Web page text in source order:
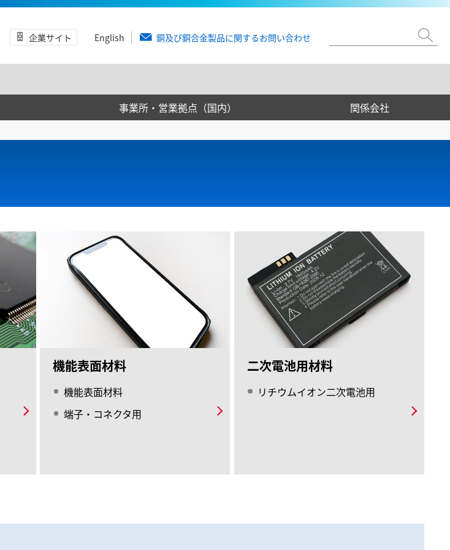
企業サイト English 銅及び銅合金製品に関するお問い合わせ
事業所・営業拠点（国内） 関係会社
機能表面材料
機能表面材料
端子・コネクタ用
二次電池用材料
リチウムイオン二次電池用